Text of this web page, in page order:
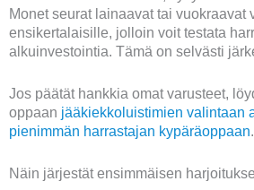
Monet seurat lainaavat tai vuokraavat
ensikertalaisille, jolloin voit testata
alkuinvestointia. Tämä on selvästi
Jos päätät hankkia omat varusteet,
oppaan jääkiekkoluistimien valintaan
pienimmän harrastajan kypäräoppaan.
Näin järjestät ensimmäisen